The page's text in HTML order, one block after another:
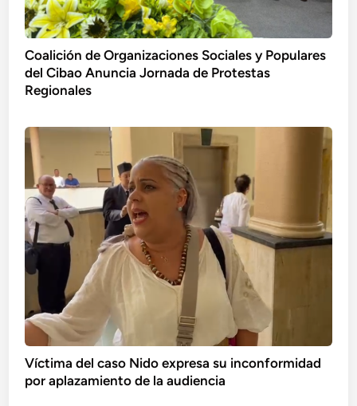
Coalición de Organizaciones Sociales y Populares
del Cibao Anuncia Jornada de Protestas
Regionales
Víctima del caso Nido expresa su inconformidad
por aplazamiento de la audiencia